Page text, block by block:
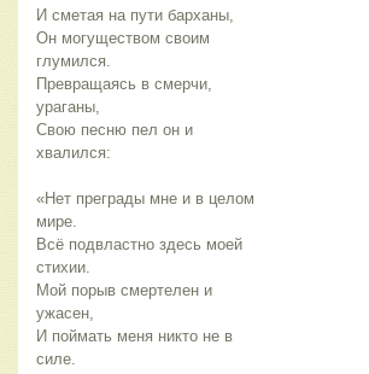
И сметая на пути барханы,
Он могуществом своим
глумился.
Превращаясь в смерчи,
ураганы,
Свою песню пел он и
хвалился:
«Нет преграды мне и в целом
мире.
Всё подвластно здесь моей
стихии.
Мой порыв смертелен и
ужасен,
И поймать меня никто не в
силе.